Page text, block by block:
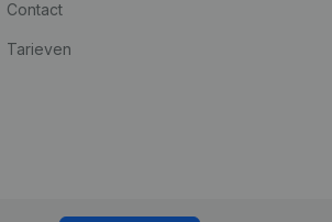
Contact
Tarieven